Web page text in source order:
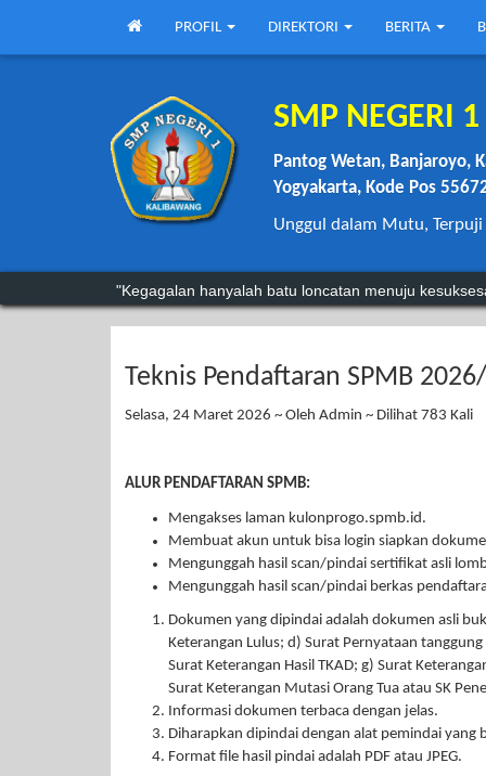
PROFIL DIREKTORI BERITA
SMP NEGERI
Pantog Wetan, Banjaroyo,
Yogyakarta, Kode Pos
Unggul dalam Mutu, Terpuji
"Kegagalan hanyalah batu loncatan menuju
“Anda mungkin bisa menunda, tapi waktu tidak akan
Teknis Pendaftaran SPMB
Selasa, 24 Maret 2026 ~ Oleh Admin ~ Dilihat 783 Kali
ALUR PENDAFTARAN SPMB:
Mengakses laman kulonprogo.spmb.id.
Membuat akun untuk bisa login siapkan
Mengunggah hasil scan/pindai sertifikat asli
Mengunggah hasil scan/pindai berkas
Dokumen yang dipindai adalah dokumen asli
Keterangan Lulus; d) Surat Pernyataan
Surat Keterangan Hasil TKAD; g) Surat
Surat Keterangan Mutasi Orang Tua atau SK
Informasi dokumen terbaca dengan jelas.
Diharapkan dipindai dengan alat pemindai yang
Format file hasil pindai adalah PDF atau JPEG.